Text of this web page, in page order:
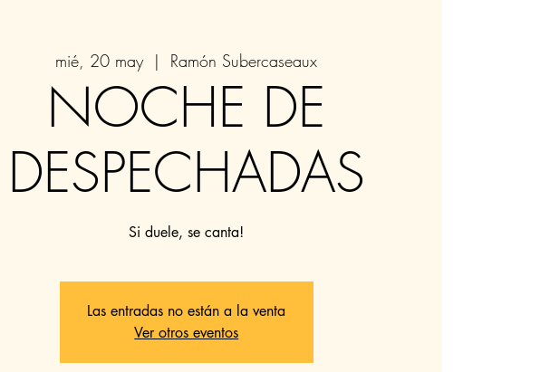
mié, 20 may
  |
Ramón Subercaseaux
NOCHE DE
DESPECHADAS
Si duele, se canta!
Las entradas no están a la venta
Ver otros eventos